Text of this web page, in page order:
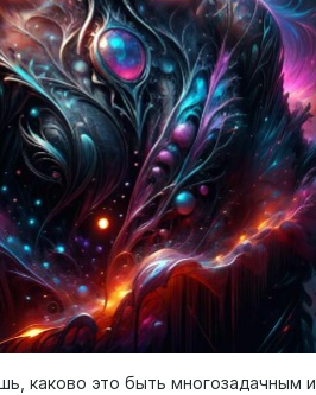
каково это быть многозадачным и